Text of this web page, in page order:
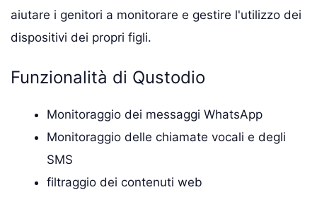
aiutare i genitori a monitorare e gestire l'utilizzo dei
dispositivi dei propri figli.
Funzionalità di Qustodio
Monitoraggio dei messaggi WhatsApp
Monitoraggio delle chiamate vocali e degli
SMS
filtraggio dei contenuti web